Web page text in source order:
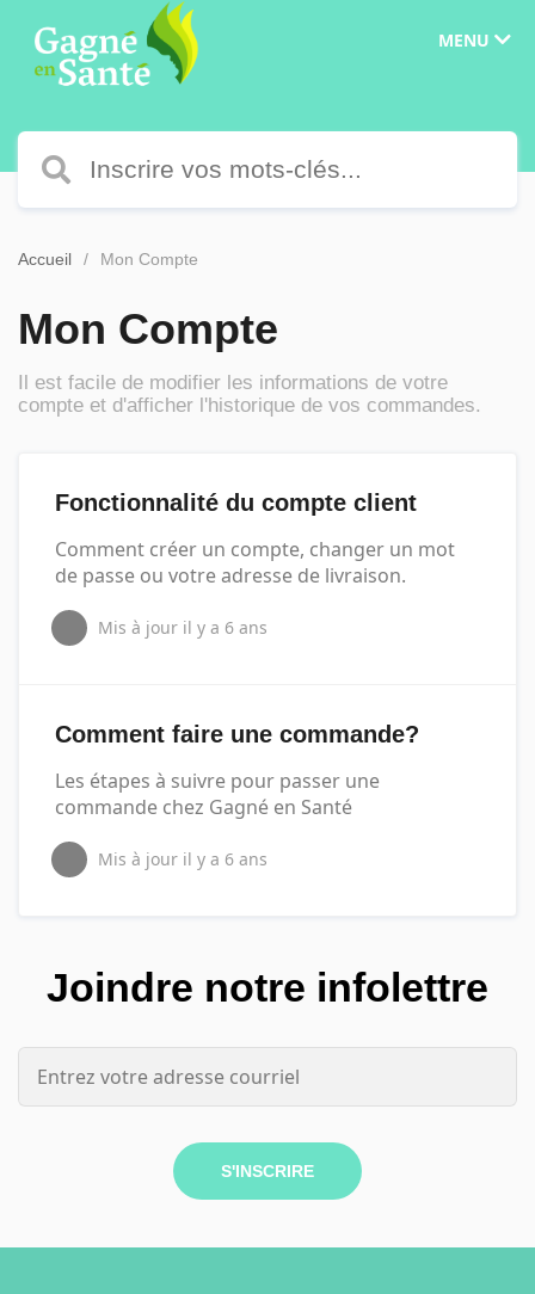
MENU
Accueil Mon Compte
Mon Compte
Il est facile de modifier les informations de votre
compte et d'afficher l'historique de vos commandes.
Fonctionnalité du compte client
Comment créer un compte, changer un mot
de passe ou votre adresse de livraison.
Mis à jour il y a 6 ans
Comment faire une commande?
Les étapes à suivre pour passer une
commande chez Gagné en Santé
Mis à jour il y a 6 ans
Joindre notre infolettre
S'INSCRIRE